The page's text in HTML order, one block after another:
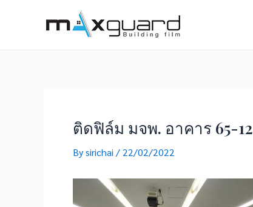
ติดฟิล์ม มจพ. อาคาร 65-12
Bysirichai /22/02/2022